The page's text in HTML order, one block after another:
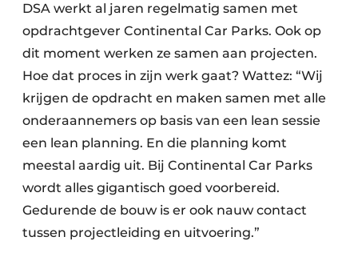
DSA werkt al jaren regelmatig samen met
opdrachtgever Continental Car Parks. Ook op
dit moment werken ze samen aan projecten.
Hoe dat proces in zijn werk gaat? Wattez: “Wij
krijgen de opdracht en maken samen met alle
onderaannemers op basis van een lean sessie
een lean planning. En die planning komt
meestal aardig uit. Bij Continental Car Parks
wordt alles gigantisch goed voorbereid.
Gedurende de bouw is er ook nauw contact
tussen projectleiding en uitvoering.”